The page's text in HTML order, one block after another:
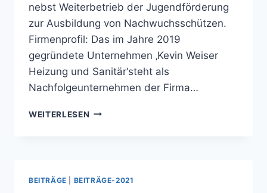
nebst Weiterbetrieb der Jugendförderung
zur Ausbildung von Nachwuchsschützen.
Firmenprofil: Das im Jahre 2019
gegründete Unternehmen ‚Kevin Weiser
Heizung und Sanitär‘steht als
Nachfolgeunternehmen der Firma…
WEITERLESEN SST
KEVIN
BEITRÄGE BEITRÄGE-2021